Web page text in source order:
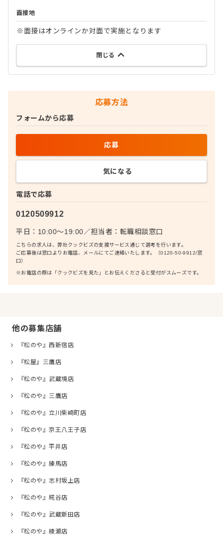
面接地
※面接はオンラインか対面で実施となります
閉じる
応募方法
電話で応募
0120509912
平日：10:00〜19:00／担当者： 転職相談窓口
こちらの求人は、弊社クックビズの支援サービス通じて選考を行います。
ご応募後は窓口よりお電話、メールにてご連絡いたします。（0120-50-9912/窓
口）
※お電話の際は「クックビズを見た」とお伝えくださると受付がスムーズです。
フォームから応募
応募
気になる
他の募集店舗
『松のや』西新宿店
『松屋』三鷹店
『松のや』武蔵境店
『松のや』三鷹店
『松のや』立川柴崎町店
『松のや』京王八王子店
『松のや』平井店
『松のや』練馬店
『松のや』志村坂上店
『松のや』糀谷店
『松のや』武蔵新田店
『松のや』綾瀬店